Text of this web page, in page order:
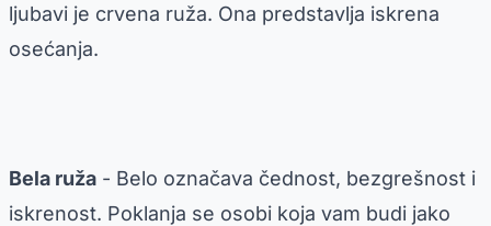
ljubavi je crvena ruža. Ona predstavlja iskrena
osećanja.
Bela ruža - Belo označava čednost, bezgrešnost i
iskrenost. Poklanja se osobi koja vam budi jako